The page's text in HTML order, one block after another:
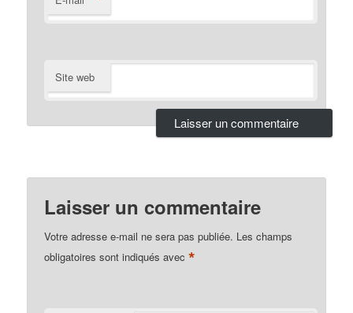
Site web
Laisser un commentaire
Votre adresse e-mail ne sera pas publiée. Les champs
obligatoires sont indiqués avec*